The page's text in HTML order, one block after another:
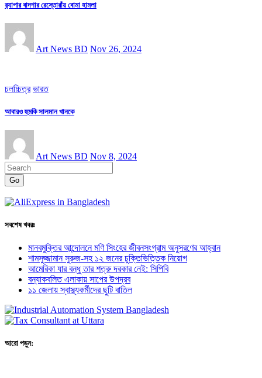
র‌্যাপার বাদশার রেস্তোরাঁয় বোমা হামলা
Art News BD Nov 26, 2024
চলচ্চিত্র ভারত
আবারও হুমকি সালমান খানকে
Art News BD Nov 8, 2024
Go
সবশেষ খবরঃ
মানবমুক্তির আন্দোলনে মণি সিংহের জীবনসংগ্রাম অনুসরণের আহ্বান
শামসুজ্জামান সুরুজ-সহ ১২ জনের চুক্তিভিত্তিক নিয়োগ
আমেরিকা যার বন্ধু তার শত্রু দরকার নেই: সিপিবি
বন্যাকবলিত এলাকায় সাপের উপদ্রব
১১ জেলায় স্বাস্থ্যকর্মীদের ছুটি বাতিল
আরো পড়ুন: